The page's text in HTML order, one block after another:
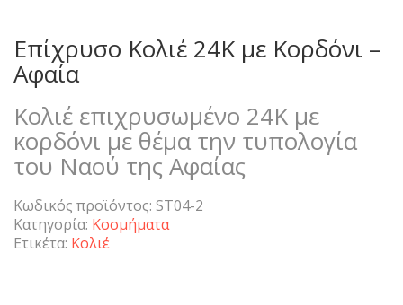
Επίχρυσο Κολιέ 24K με Κορδόνι –
Αφαία
Κολιέ επιχρυσωμένο 24K με
κορδόνι με θέμα την τυπολογία
του Ναού της Αφαίας
Κωδικός προϊόντος: ST04-2
Κατηγορία: Κοσμήματα
Ετικέτα: Κολιέ